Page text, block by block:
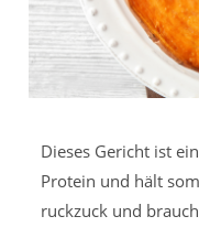
Dieses Gericht ist
Protein und hält
ruckzuck und